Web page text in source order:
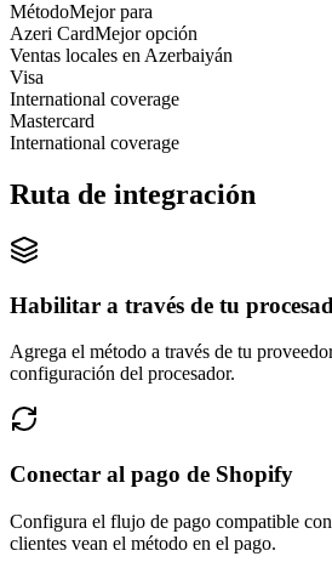
MétodoMejor para
Azeri CardMejor opción
Ventas locales en Azerbaiyán
Visa
International coverage
Mastercard
International coverage
Ruta de integración
Habilitar a través de tu
Agrega el método a través de tu
configuración del procesador.
Conectar al pago de Shopify
Configura el flujo de pago compatible
clientes vean el método en el pago.